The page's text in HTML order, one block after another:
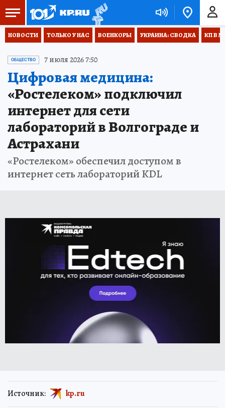
НОВОСТИ ТОЛЬКО У НАС ВОЕНКОРЫ УКРАИНА: СВОДКА КП В
ОБЩЕСТВО 7 июля 2026 7:50
Цифровая медицина:
«Ростелеком» подключил
интернет для сети
лабораторий в Волгограде и
Астрахани
«Ростелеком» обеспечил доступом в
интернет сеть лабораторий KDL
Источник: kp.ru